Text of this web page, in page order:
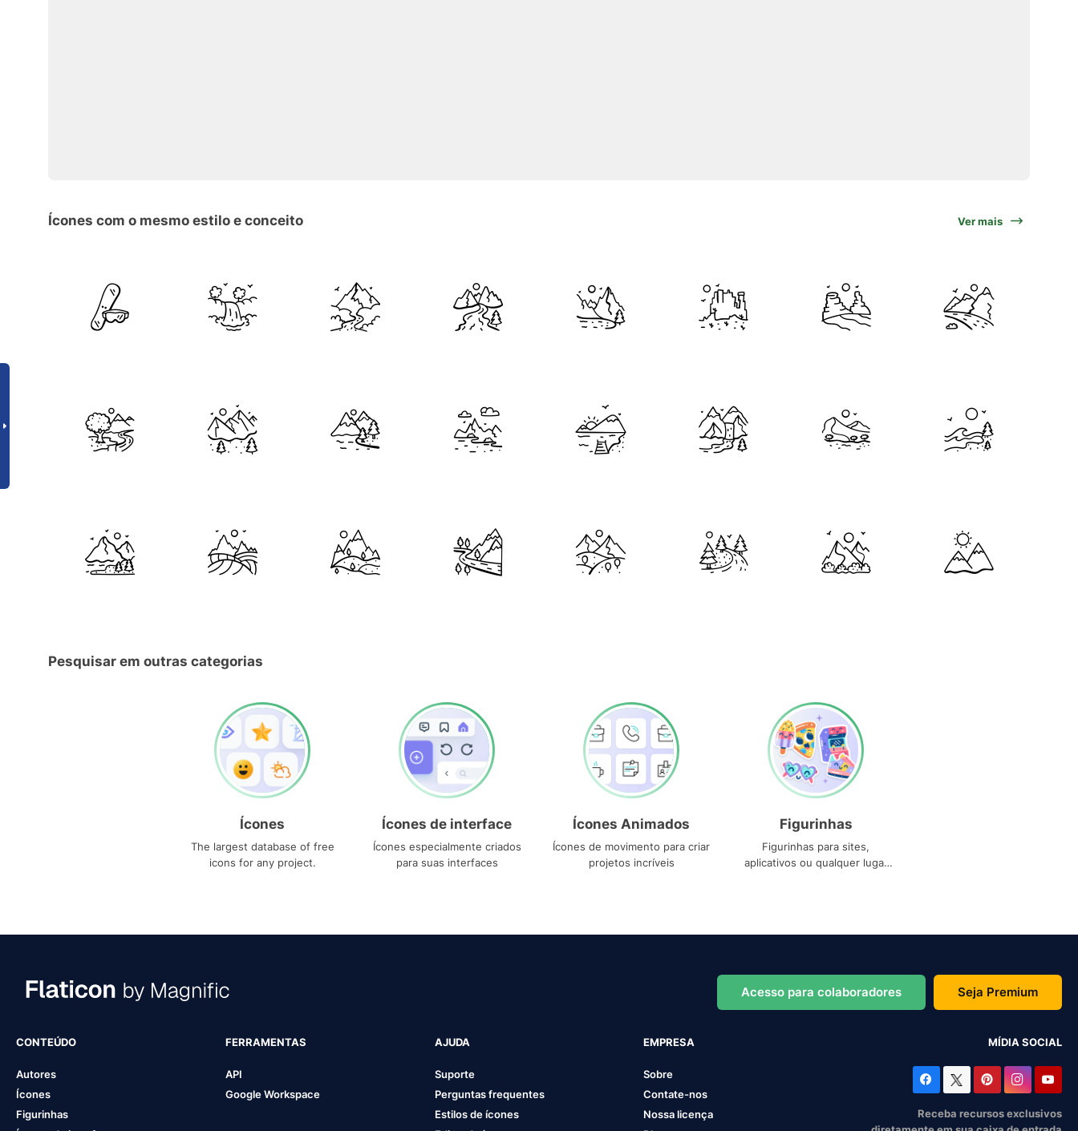
Ícones com o mesmo estilo e conceito Ver mais
Pesquisar em outras categorias
Ícones
The largest database of free
icons for any project.
Ícones de interface
Ícones especialmente criados
para suas interfaces
Ícones Animados
Ícones de movimento para criar
projetos incríveis
Figurinhas
Figurinhas para sites,
aplicativos ou qualquer lugar
Acesso para colaboradores Seja Premium
CONTEÚDO
Autores
Ícones
Figurinhas
FERRAMENTAS
API
Google Workspace
AJUDA
Suporte
Perguntas frequentes
Estilos de ícones
EMPRESA
Sobre
Contate-nos
Nossa licença
MÍDIA SOCIAL
Receba recursos exclusivos